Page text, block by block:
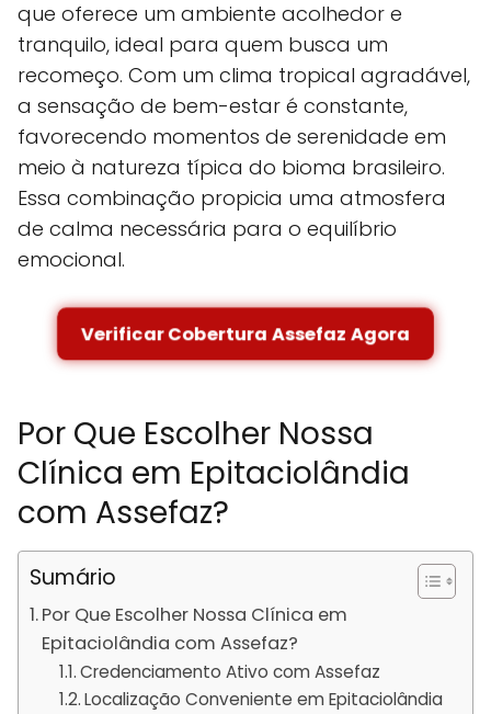
que oferece um ambiente acolhedor e
tranquilo, ideal para quem busca um
recomeço. Com um clima tropical agradável,
a sensação de bem-estar é constante,
favorecendo momentos de serenidade em
meio à natureza típica do bioma brasileiro.
Essa combinação propicia uma atmosfera
de calma necessária para o equilíbrio
emocional.
Verificar Cobertura Assefaz Agora
Por Que Escolher Nossa
Clínica em Epitaciolândia
com Assefaz?
Sumário
Por Que Escolher Nossa Clínica em
Epitaciolândia com Assefaz?
Credenciamento Ativo com Assefaz
Localização Conveniente em Epitaciolândia